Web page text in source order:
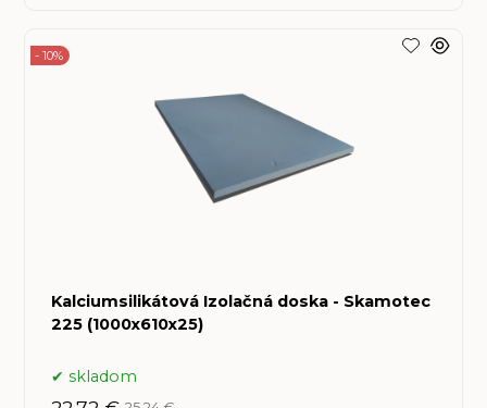
Kalciumsilikátová Izolačná doska - Skamotec
225 (1000x610x25)
- 10%
skladom